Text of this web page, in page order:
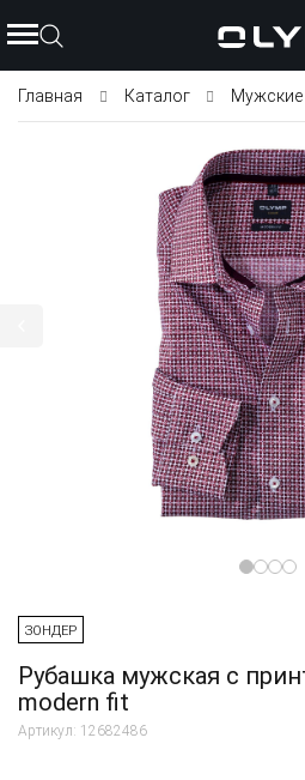
Главная Каталог Мужские
ЗОНДЕР
Рубашка мужская с
modern fit
Артикул: 12682486